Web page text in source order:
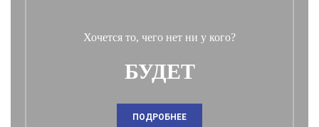
Хочется то, чего нет ни у кого?
БУДЕТ
ПОДРОБНЕЕ